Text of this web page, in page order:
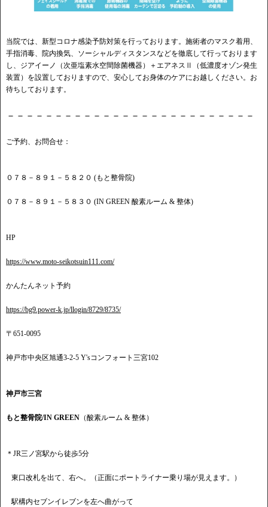
当院では、新型コロナ感染予防対策を行っております。施術者のマスク着用、
手指消毒、院内換気、ソーシャルディスタンスなどを徹底して行っております
し、ジアイーノ（次亜塩素水空間除菌機器）＋エアネスⅡ（低濃度オゾン発生
装置）を設置しておりますので、安心してお身体のケアにお越しください。お
待ちしております。
－－－－－－－－－－－－－－－－－－－－－－－－－－
ご予約、お問合せ：
０７８－８９１－５８２０ (もと整骨院)
０７８－８９１－５８３０ (IN GREEN 酸素ルーム & 整体)
HP
https://www.moto-seikotsuin111.com/
かんたんネット予約
https://bg9.power-k.jp/llogin/8729/8735/
〒651-0095
神戸市中央区旭通3-2-5 Y'sコンフォート三宮102
神戸市三宮
もと整骨院/IN GREEN （酸素ルーム & 整体）
＊JR三ノ宮駅から徒歩5分
東口改札を出て、右へ。（正面にポートライナー乗り場が見えます。）
駅構内セブンイレブンを左へ曲がって